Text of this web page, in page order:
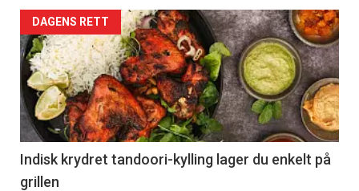
DAGENS RETT
Indisk krydret tandoori-kylling lager du enkelt på
grillen